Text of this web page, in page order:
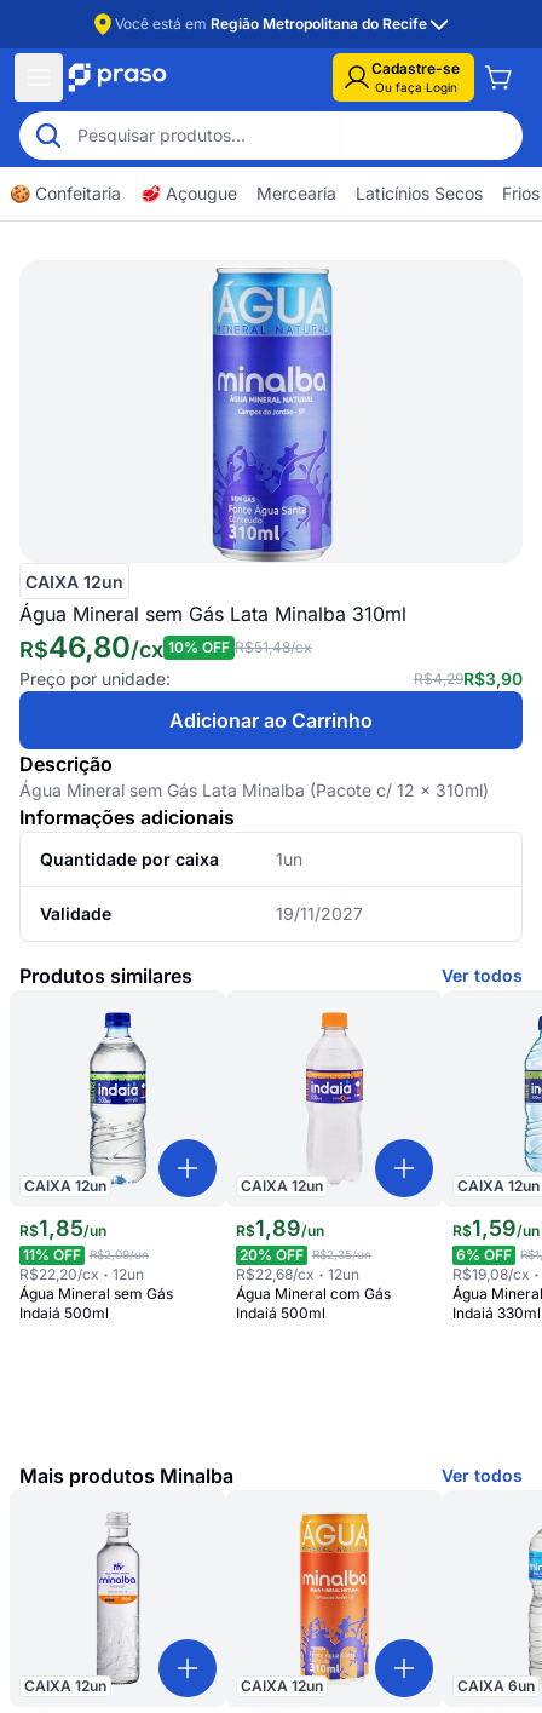
Você está em Região Metropolitana do Recife
Cadastre-se
Ou faça Login
🍪 Confeitaria 🥩 Açougue Mercearia Laticínios Secos
Descrição
Água Mineral sem Gás Lata Minalba (Pacote c/ 12 x 310ml)
Informações adicionais
Quantidade por caixa 1un
Validade 19/11/2027
CAIXA 12un
Água Mineral sem Gás Lata Minalba 310ml
R$46,80/cx 10% OFF R$51,48/cx
Preço por unidade: R$4,29R$3,90
Adicionar ao Carrinho
Produtos similares Ver todos
CAIXA 12un
R$1,85/un
11% OFF R$2,09/un
R$22,20/cx 12un
Água Mineral sem Gás
Indaiá 500ml
CAIXA12un
R$1,89/un
20% OFF R$2,35/un
R$22,68/cx 12un
Água Mineral com Gás
Indaiá 500ml
CAIXA12un
R$1,59/un
6% OFF
R$19,08/cx
Água
Indaiá 330ml
Mais produtos Minalba Ver todos
CAIXA 12un CAIXA12un CAIXA6un